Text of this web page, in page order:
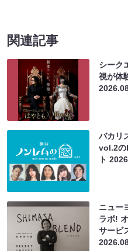
関連記事
シーク
視が体
バカリ
vol.2の
ト
ニュー
ラボ!
サービ